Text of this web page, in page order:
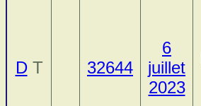
DT 32644
6
juillet
2023